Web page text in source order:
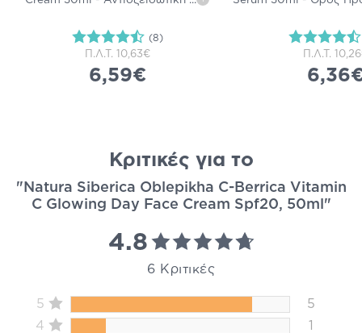
(8)
Π.Λ.Τ. 10,63€
6,59€
Π.Λ.Τ.
Κριτικές για το
"Natura Siberica Oblepikha C-Berrica Vitamin
C Glowing Day Face Cream Spf20, 50ml"
4.8
6 Κριτικές
5
5
4
1